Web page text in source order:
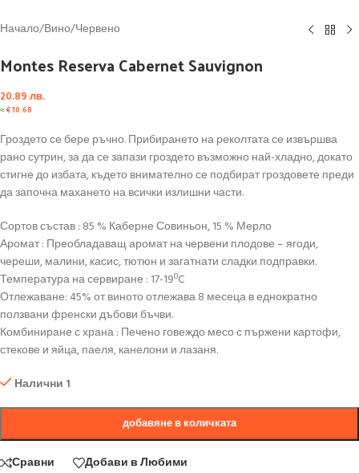
Начало/Вино/Червено
Montes Reserva Cabernet Sauvignon
20.89 лв.
≈€10.68
Гроздето се бере ръчно. Прибирането на реколтата се извършва
рано сутрин, за да се запази гроздето възможно най-хладно, докато
стигне до избата, където внимателно се подбират гроздовете преди
да започна махането на всички излишни части.
Сортов състав : 85 % Каберне Совиньон, 15 % Мерло
Аромат : Преобладаващ аромат на червени плодове – ягоди,
череши, малини, касис, тютюн и загатнати сладки подправки.
Температура на сервиране : 17-19ºC
Отлежаване: 45% от виното отлежава 8 месеца в еднократно
ползвани френски дъбови бъчви.
Комбиниране с храна : Печено говеждо месо с пържени картофи,
стекове и яйца, паеля, канелони и лазаня.
Налични 1
добавяне в количката
Сравни Добави в Любими